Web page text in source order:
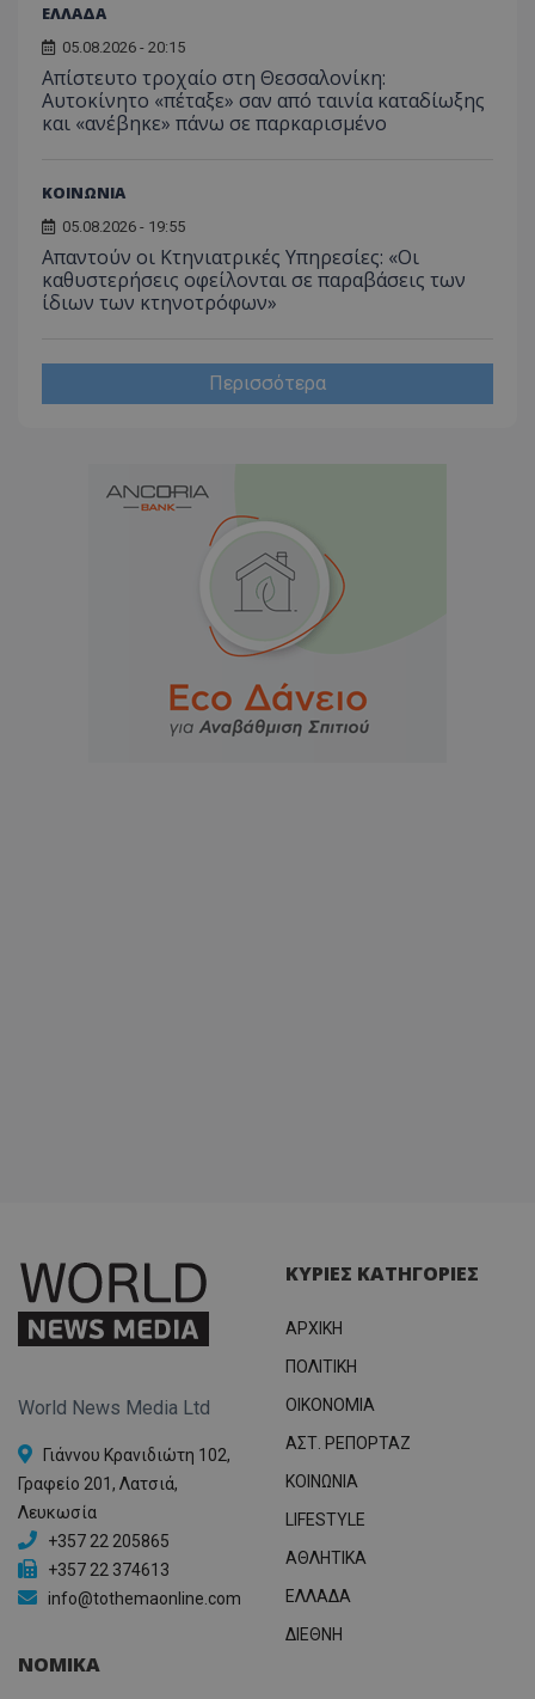
ΕΛΛΑΔΑ
05.08.2026 - 20:15
Απίστευτο τροχαίο στη Θεσσαλονίκη:
Αυτοκίνητο «πέταξε» σαν από ταινία καταδίωξης
και «ανέβηκε» πάνω σε παρκαρισμένο
ΚΟΙΝΩΝΙΑ
05.08.2026 - 19:55
Απαντούν οι Κτηνιατρικές Υπηρεσίες: «Οι
καθυστερήσεις οφείλονται σε παραβάσεις των
ίδιων των κτηνοτρόφων»
Περισσότερα
World News Media Ltd
Γιάννου Κρανιδιώτη 102,
Γραφείο 201, Λατσιά,
Λευκωσία
+357 22 205865
+357 22 374613
info@tothemaonline.com
ΚΥΡΙΕΣ ΚΑΤΗΓΟΡΙΕΣ
ΑΡΧΙΚΗ
ΠΟΛΙΤΙΚΗ
OIKONOMIA
ΑΣΤ. ΡΕΠΟΡΤΑΖ
ΚΟΙΝΩΝΙΑ
LIFESTYLE
ΑΘΛΗΤΙΚΑ
ΕΛΛΑΔΑ
ΔΙΕΘΝΗ
ΝΟΜΙΚΑ